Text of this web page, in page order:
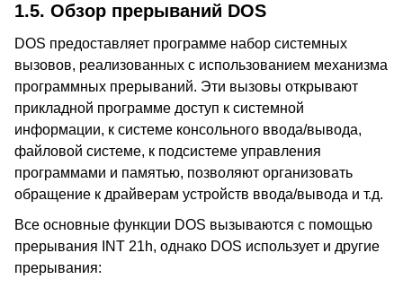
1.5. Обзор прерываний DOS
DOS предоставляет программе набор системных
вызовов, реализованных с использованием механизма
программных прерываний. Эти вызовы открывают
прикладной программе доступ к системной
информации, к системе консольного ввода/вывода,
файловой системе, к подсистеме управления
программами и памятью, позволяют организовать
обращение к драйверам устройств ввода/вывода и т.д.
Все основные функции DOS вызываются с помощью
прерывания INT 21h, однако DOS использует и другие
прерывания: